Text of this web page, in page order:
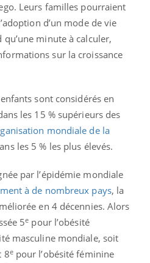
Leurs familles pourraient
d’un mode de vie
qu’une minute à calculer,
sur la croissance
sont considérés en
les 15 % supérieurs des
mondiale de la
les 5 % les plus élevés.
par l’épidémie mondiale
à de nombreux pays, la
en 4 décennies. Alors
5e pour l’obésité
masculine mondiale, soit
8epour l’obésité féminine